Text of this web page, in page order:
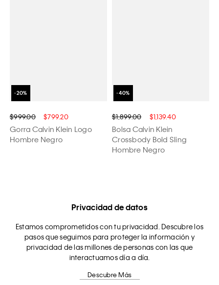
$999.00 $799.20
Gorra Calvin Klein Logo
Hombre Negro
$1,899.00 $1,139.40
Bolsa Calvin Klein
Crossbody Bold Sling
Hombre Negro
Privacidad de datos
Estamos comprometidos con tu privacidad. Descubre los
pasos que seguimos para proteger la información y
privacidad de las millones de personas con las que
interactuamos día a día.
Descubre Más